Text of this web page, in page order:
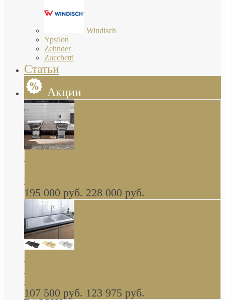
Windisch
Ypsilon
Zehnder
Zucchetti
Статьи
Акции
Butterfly Scarabeo КОМПЛЕКТ санфаянса
глянцевая платина В НАЛИЧИИ
195 000 руб. 228 000 руб.
керамическая мойка 1160 x 510 мм белая,
серая, черная, бежевая В НАЛИЧИИ
107 500 руб. 123 975 руб.